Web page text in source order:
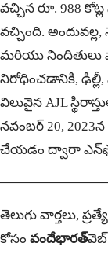
వచ్చిన రూ. 988
వచ్చింది.
మరియు
నిరోధించడానికి,
విలువైన AJL
నవంబర్ 20,
చేయడం ద్వారా
తెలుగు వార్తలు,
కోసం వందేభారత్